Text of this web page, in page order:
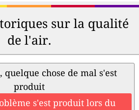
sur la qualité
de l'air.
quelque chose de mal s'est
produit
s'est produit lors du